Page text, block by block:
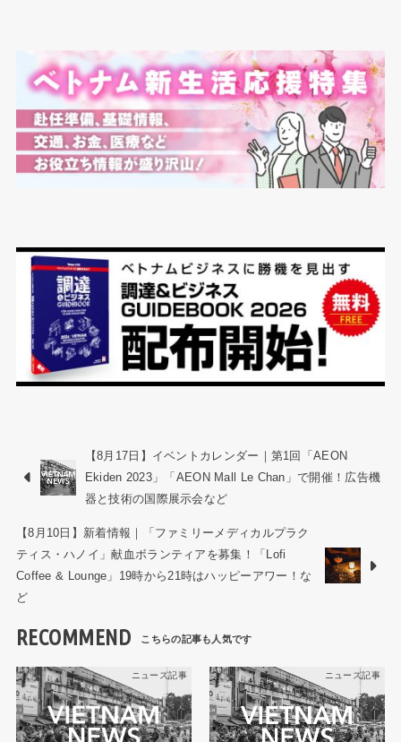
【8月17日】イベントカレンダー｜第1回「AEON
Ekiden 2023」「AEON Mall Le Chan」で開催！広告機
器と技術の国際展示会など
【8月10日】新着情報｜「ファミリーメディカルプラク
ティス・ハノイ」献血ボランティアを募集！「Lofi
Coffee & Lounge」19時から21時はハッピーアワー！な
ど
RECOMMEND
ニュース記事 ニュース記事